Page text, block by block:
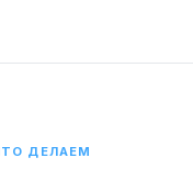
ДЕЛАЕМ